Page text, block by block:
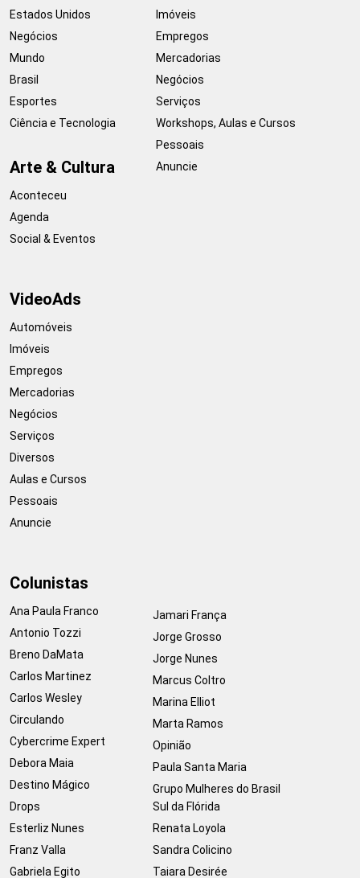
Estados Unidos
Negócios
Mundo
Brasil
Esportes
Ciência e Tecnologia
Arte & Cultura
Aconteceu
Agenda
Social & Eventos
Imóveis
Empregos
Mercadorias
Negócios
Serviços
Workshops, Aulas e Cursos
Pessoais
Anuncie
VideoAds
Automóveis
Imóveis
Empregos
Mercadorias
Negócios
Serviços
Diversos
Aulas e Cursos
Pessoais
Anuncie
Colunistas
Ana Paula Franco
Antonio Tozzi
Breno DaMata
Carlos Martinez
Carlos Wesley
Circulando
Cybercrime Expert
Debora Maia
Destino Mágico
Drops
Esterliz Nunes
Franz Valla
Gabriela Egito
Jamari França
Jorge Grosso
Jorge Nunes
Marcus Coltro
Marina Elliot
Marta Ramos
Opinião
Paula Santa Maria
Grupo Mulheres do Brasil
Sul da Flórida
Renata Loyola
Sandra Colicino
Taiara Desirée